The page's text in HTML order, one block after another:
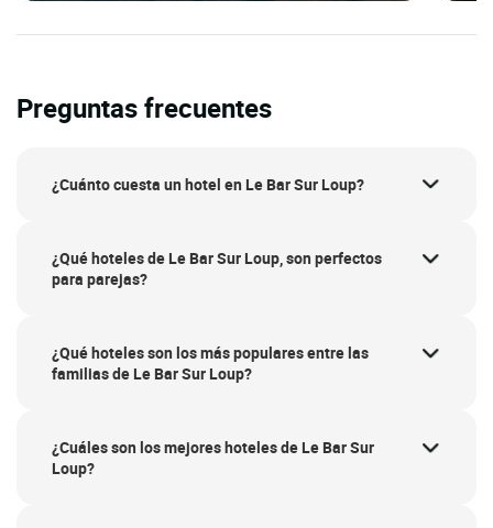
Preguntas frecuentes
¿Cuánto cuesta un hotel en Le Bar Sur Loup?
¿Qué hoteles de Le Bar Sur Loup, son perfectos
para parejas?
¿Qué hoteles son los más populares entre las
familias de Le Bar Sur Loup?
¿Cuáles son los mejores hoteles de Le Bar Sur
Loup?